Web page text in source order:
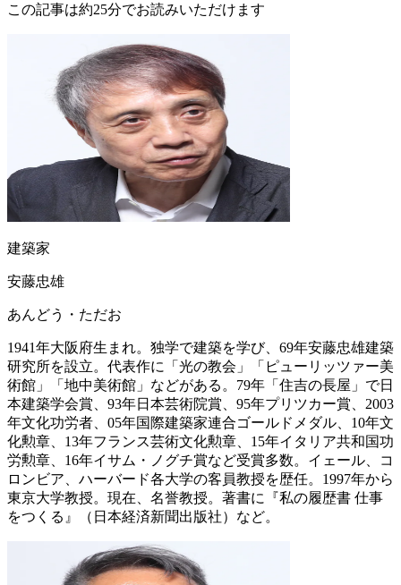
この記事は約25分でお読みいただけます
建築家
安藤忠雄
あんどう・ただお
1941年大阪府生まれ。独学で建築を学び、69年安藤忠雄建築
研究所を設立。代表作に「光の教会」「ピューリッツァー美
術館」「地中美術館」などがある。79年「住吉の長屋」で日
本建築学会賞、93年日本芸術院賞、95年プリツカー賞、2003
年文化功労者、05年国際建築家連合ゴールドメダル、10年文
化勲章、13年フランス芸術文化勲章、15年イタリア共和国功
労勲章、16年イサム・ノグチ賞など受賞多数。イェール、コ
ロンビア、ハーバード各大学の客員教授を歴任。1997年から
東京大学教授。現在、名誉教授。著書に『私の履歴書 仕事
をつくる』（日本経済新聞出版社）など。